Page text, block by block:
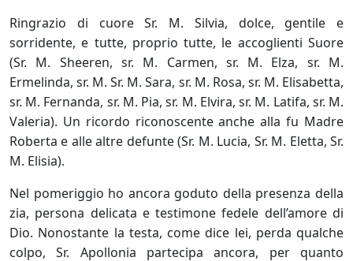
Ringrazio di cuore Sr. M. Silvia, dolce, gentile e
sorridente, e tutte, proprio tutte, le accoglienti Suore
(Sr. M. Sheeren, sr. M. Carmen, sr. M. Elza, sr. M.
Ermelinda, sr. M. Sr. M. Sara, sr. M. Rosa, sr. M. Elisabetta,
sr. M. Fernanda, sr. M. Pia, sr. M. Elvira, sr. M. Latifa, sr. M.
Valeria). Un ricordo riconoscente anche alla fu Madre
Roberta e alle altre defunte (Sr. M. Lucia, Sr. M. Eletta, Sr.
M. Elisia).
Nel pomeriggio ho ancora goduto della presenza della
zia, persona delicata e testimone fedele dell’amore di
Dio. Nonostante la testa, come dice lei, perda qualche
colpo, Sr. Apollonia partecipa ancora, per quanto